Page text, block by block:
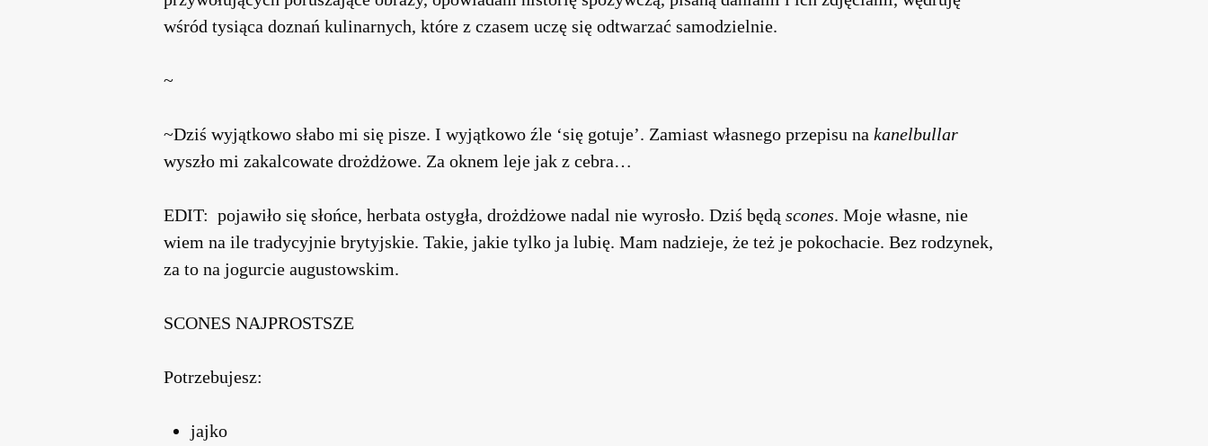
wśród tysiąca doznań kulinarnych, które z czasem uczę się odtwarzać samodzielnie.
~
~Dziś wyjątkowo słabo mi się pisze. I wyjątkowo źle ‘się gotuje’. Zamiast własnego przepisu na kanelbullar
wyszło mi zakalcowate drożdżowe. Za oknem leje jak z cebra…
EDIT: pojawiło się słońce, herbata ostygła, drożdżowe nadal nie wyrosło. Dziś będą scones. Moje własne, nie
wiem na ile tradycyjnie brytyjskie. Takie, jakie tylko ja lubię. Mam nadzieje, że też je pokochacie. Bez rodzynek,
za to na jogurcie augustowskim.
SCONES NAJPROSTSZE
Potrzebujesz:
jajko